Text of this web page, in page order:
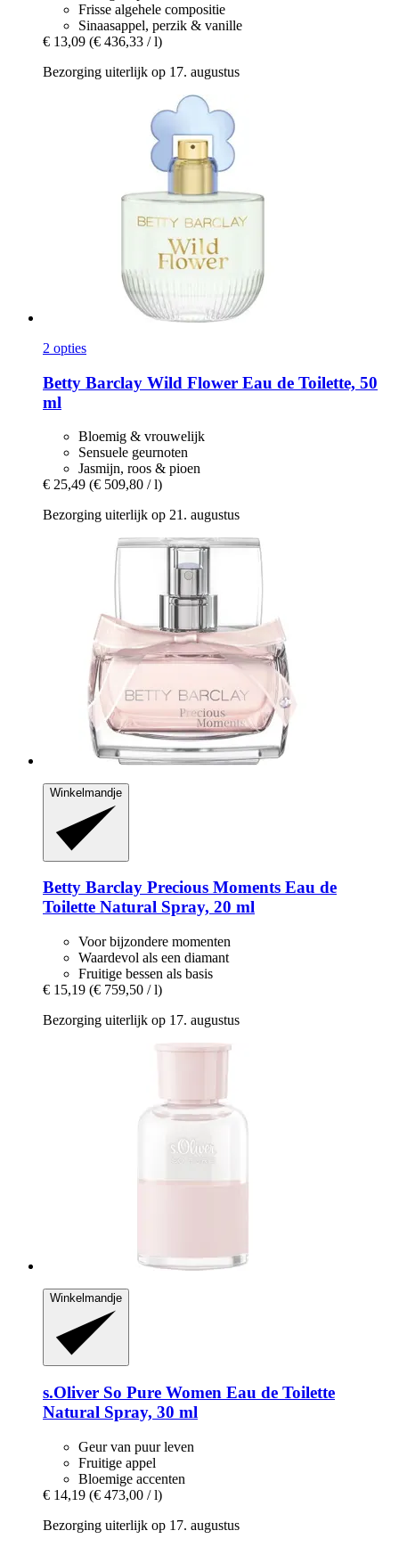
Frisse algehele compositie
Sinaasappel, perzik & vanille
€ 13,09 (€ 436,33 / l)
Bezorging uiterlijk op 17. augustus
2 opties
Betty Barclay Wild Flower Eau de Toilette, 50
ml
Bloemig & vrouwelijk
Sensuele geurnoten
Jasmijn, roos & pioen
€ 25,49 (€ 509,80 / l)
Bezorging uiterlijk op 21. augustus
Winkelmandje
Betty Barclay Precious Moments Eau de
Toilette Natural Spray, 20 ml
Voor bijzondere momenten
Waardevol als een diamant
Fruitige bessen als basis
€ 15,19 (€ 759,50 / l)
Bezorging uiterlijk op 17. augustus
Winkelmandje
s.Oliver So Pure Women Eau de Toilette
Natural Spray, 30 ml
Geur van puur leven
Fruitige appel
Bloemige accenten
€ 14,19 (€ 473,00 / l)
Bezorging uiterlijk op 17. augustus